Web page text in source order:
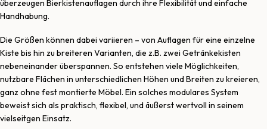
überzeugen Bierkistenauflagen durch ihre Flexibilität und einfache
Handhabung.
Die Größen können dabei variieren – von Auflagen für eine einzelne
Kiste bis hin zu breiteren Varianten, die z.B. zwei Getränkekisten
nebeneinander überspannen. So entstehen viele Möglichkeiten,
nutzbare Flächen in unterschiedlichen Höhen und Breiten zu kreieren,
ganz ohne fest montierte Möbel. Ein solches modulares System
beweist sich als praktisch, flexibel, und äußerst wertvoll in seinem
vielseitgen Einsatz.